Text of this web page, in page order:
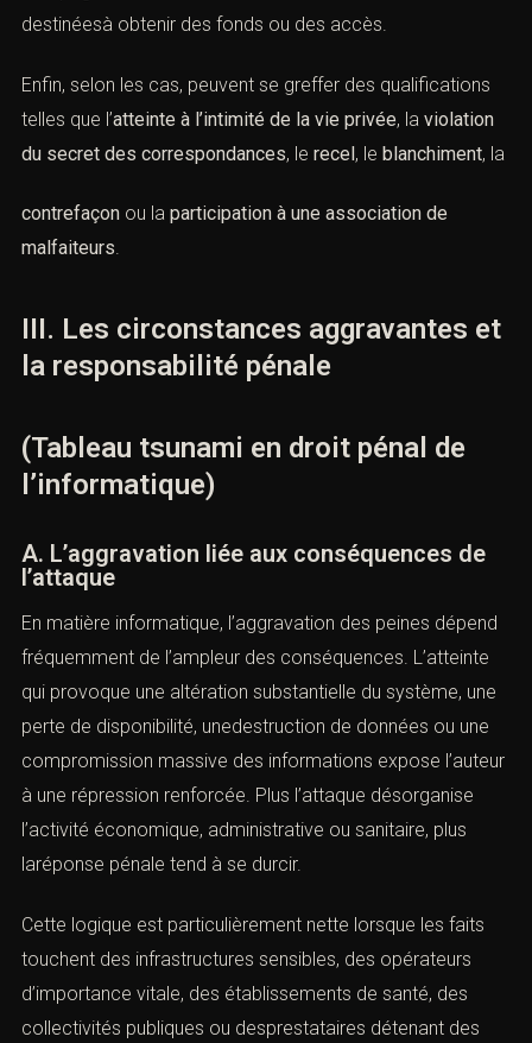
notamment à travers l’article226-4-1 du Code pénal,
lorsque l’auteur utilise les données d’un tiers en vue de
troubler sa tranquillité ou de porteratteinte à son honneur
croissant dans les fraudes au président, les faux profils,
les campagnes de désinformation ciblées et les
Enfin, selon les cas, peuvent se greffer des qualifications
telles que l’ atteinte à l’intimité de la vie privée
blanchiment, la
malfaiteurs.
III. Les circonstances aggravantes
et la responsabilité pénale
(Tableau tsunami en droit pénal de
l’informatique)
A. L’aggravation liée aux conséquences de
l’attaque
En matière informatique, l’aggravation des peines
dépend fréquemment de l’ampleur des conséquences.
L’atteinte qui provoque une altération substantielle du
système, une perte de disponibilité, unedestruction de